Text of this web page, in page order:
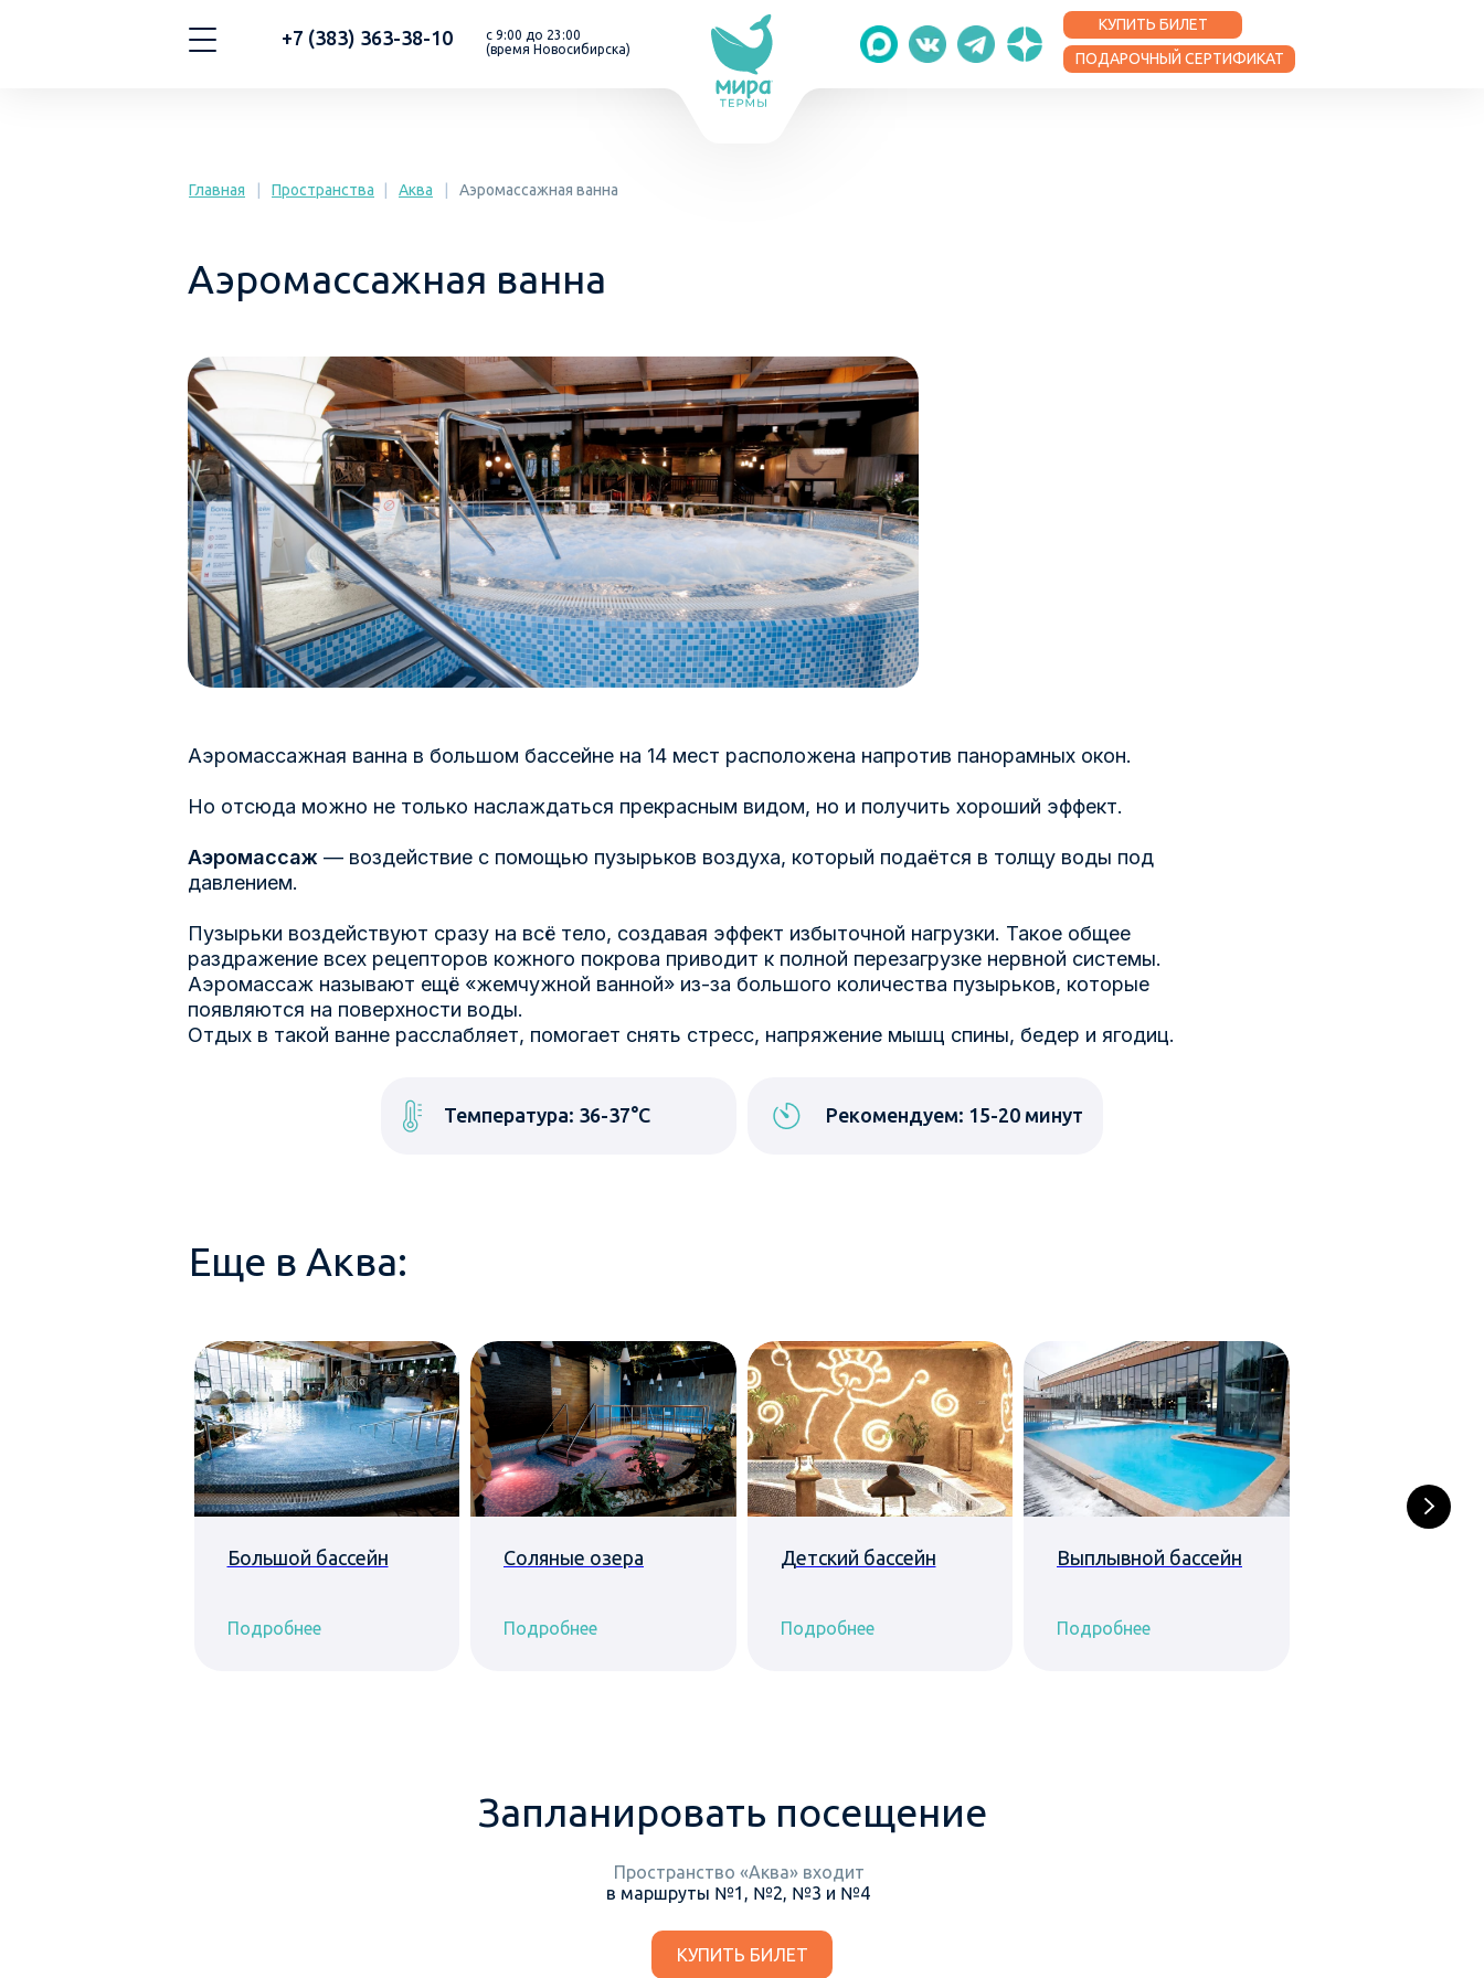
с 9:00 до 23:00
(время Новосибирска)
+7 (383) 363-38-10
КУПИТЬ БИЛЕТ
ПОДАРОЧНЫЙ СЕРТИФИКАТ
Главная Пространства Аква Аэромассажная ванна
Аэромассажная ванна
Рекомендуем: 15-20 минут
Температура: 36-37°С
Аэромассажная ванна в большом бассейне на 14 мест расположена напротив панорамных окон.
Но отсюда можно не только наслаждаться прекрасным видом, но и получить хороший эффект.
Аэромассаж — воздействие с помощью пузырьков воздуха, который подаётся в толщу воды под
давлением.
Пузырьки воздействуют сразу на всё тело, создавая эффект избыточной нагрузки. Такое общее
раздражение всех рецепторов кожного покрова приводит к полной перезагрузке нервной системы.
Аэромассаж называют ещё «жемчужной ванной» из-за большого количества пузырьков, которые
появляются на поверхности воды.
Отдых в такой ванне расслабляет, помогает снять стресс, напряжение мышц спины, бедер и ягодиц.
Еще в Аква:
Большой бассейн
Подробнее
Соляные озера
Подробнее
Детский бассейн
Подробнее
Выплывной бассейн
Подробнее
Запланировать посещение
Пространство «Аква» входит
в маршруты №1, №2, №3 и №4
КУПИТЬ БИЛЕТ